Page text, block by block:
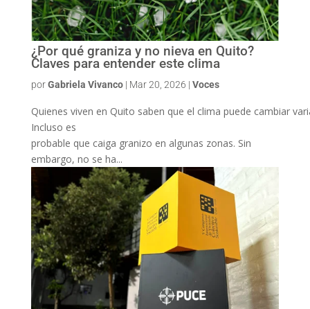
¿Por qué graniza y no nieva en Quito?
Claves para entender este clima
porGabriela Vivanco| Mar 20, 2026 | Voces
Quienes viven en Quito saben que el clima puede cambiar
Incluso es
probable que caiga granizo en algunas zonas. Sin
embargo, no se ha...